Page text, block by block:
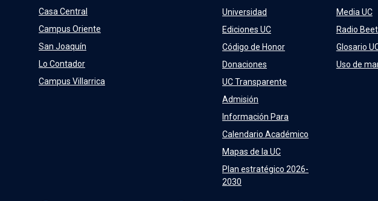
Casa Central
Campus Oriente
San Joaquín
Lo Contador
Campus Villarrica
Universidad
Ediciones UC
Código de Honor
Donaciones
UC Transparente
Admisión
Información Para
Calendario Académico
Mapas de la UC
Plan estratégico 2026-
2030
Media UC
Radio
Glosario
Uso de